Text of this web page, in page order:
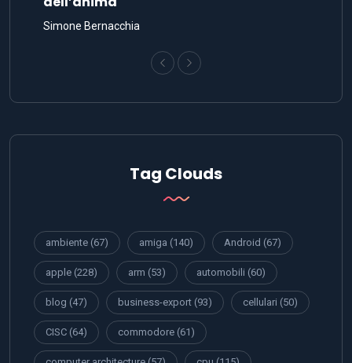
Simone Bernacchia
Tag Clouds
ambiente (67) amiga (140) Android (67)
apple (228) arm (53) automobili (60)
blog (47) business-export (93) cellulari (50)
CISC (64) commodore (61)